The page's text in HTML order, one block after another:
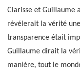
Clarisse et Guillaume
révélerait la vérité
transparence était
Guillaume dirait la
manière, tout le